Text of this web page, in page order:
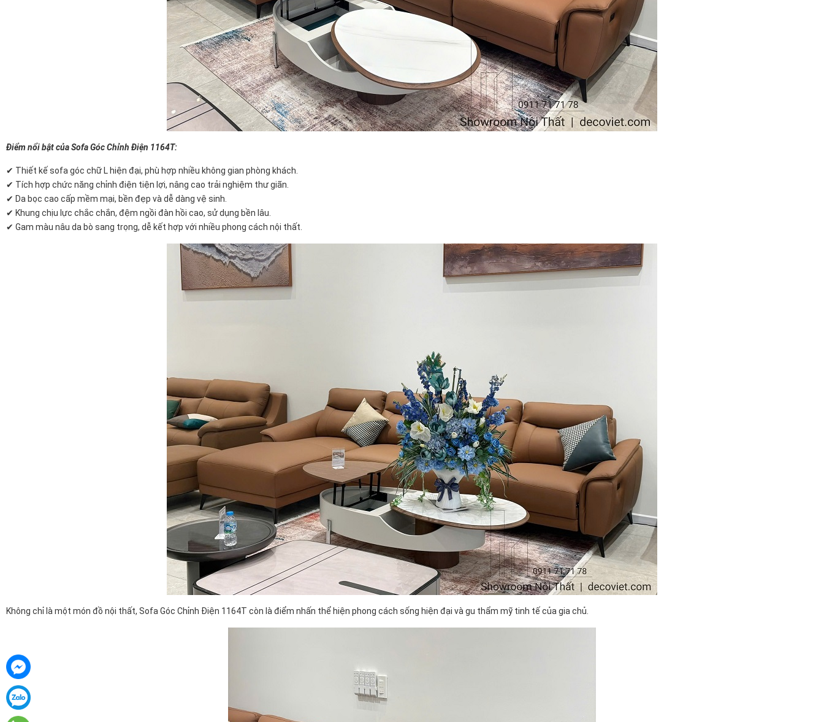
Điểm nổi bật của Sofa Góc Chỉnh Điện 1164T:
✔ Thiết kế sofa góc chữ L hiện đại, phù hợp nhiều không gian phòng khách.
✔ Tích hợp chức năng chỉnh điện tiện lợi, nâng cao trải nghiệm thư giãn.
✔ Da bọc cao cấp mềm mại, bền đẹp và dễ dàng vệ sinh.
✔ Khung chịu lực chắc chắn, đệm ngồi đàn hồi cao, sử dụng bền lâu.
✔ Gam màu nâu da bò sang trọng, dễ kết hợp với nhiều phong cách nội thất.
Không chỉ là một món đồ nội thất, Sofa Góc Chỉnh Điện 1164T còn là điểm nhấn thể hiện phong cách sống hiện đại và gu thẩm mỹ tinh tế của gia chủ.